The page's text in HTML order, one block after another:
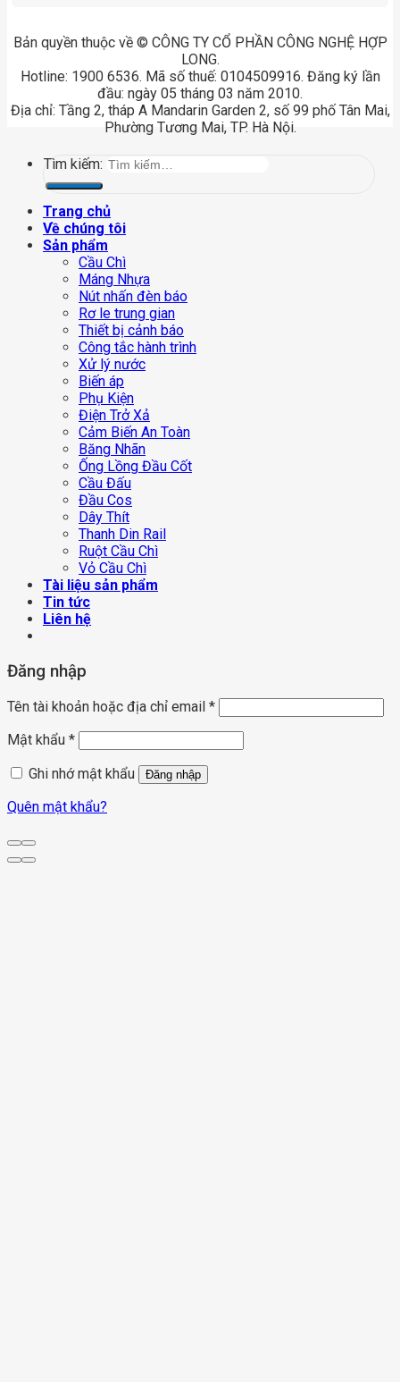
Bản quyền thuộc về © CÔNG TY CỔ PHẦN CÔNG NGHỆ HỢP
LONG.
Hotline: 1900 6536. Mã số thuế: 0104509916. Đăng ký lần
đầu: ngày 05 tháng 03 năm 2010.
Địa chỉ: Tầng 2, tháp A Mandarin Garden 2, số 99 phố Tân Mai,
Phường Tương Mai, TP. Hà Nội.
Tìm kiếm:
Trang chủ
Về chúng tôi
Sản phẩm
Cầu Chì
Máng Nhựa
Nút nhấn đèn báo
Rơ le trung gian
Thiết bị cảnh báo
Công tắc hành trình
Xử lý nước
Biến áp
Phụ Kiện
Điện Trở Xả
Cảm Biến An Toàn
Băng Nhãn
Ống Lồng Đầu Cốt
Cầu Đấu
Đầu Cos
Dây Thít
Thanh Din Rail
Ruột Cầu Chì
Vỏ Cầu Chì
Tài liệu sản phẩm
Tin tức
Liên hệ
Đăng nhập
Tên tài khoản hoặc địa chỉ email *
Mật khẩu *
Ghi nhớ mật khẩu
Đăng nhập
Quên mật khẩu?